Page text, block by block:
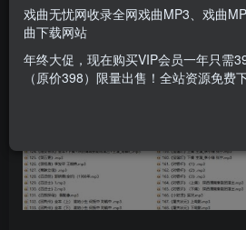
戏曲无忧网收录全网戏曲MP3、戏曲
曲下载网站
年终大促，现在购买VIP会员一年只需
（原价398）限量出售！全站资源免费